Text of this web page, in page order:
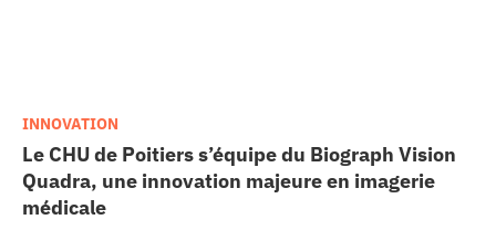
Le CHU de Poitiers s’équipe du Biograph Vision
Quadra, une innovation majeure en imagerie
médicale
INNOVATION